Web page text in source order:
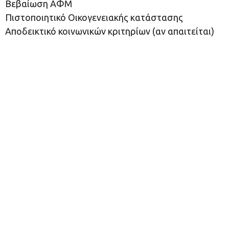
Βεβαίωση ΑΦΜ
Πιστοποιητικό Οικογενειακής κατάστασης
Αποδεικτικό κοινωνικών κριτηρίων (αν απαιτείται)